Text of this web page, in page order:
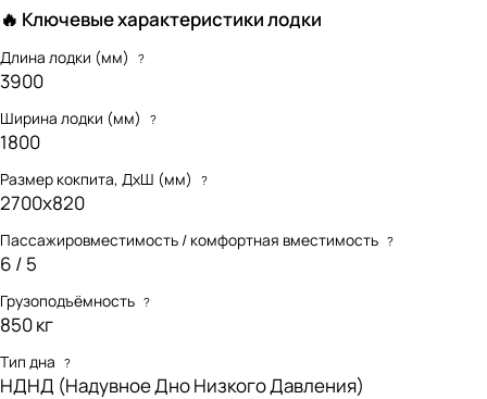
🔥 Ключевые характеристики лодки
Длина лодки (мм) ?
3900
Ширина лодки (мм) ?
1800
Размер кокпита, ДхШ (мм) ?
2700х820
Пассажировместимость / комфортная вместимость ?
6 / 5
Грузоподъёмность ?
850 кг
Тип дна ?
НДНД (Надувное Дно Низкого Давления)